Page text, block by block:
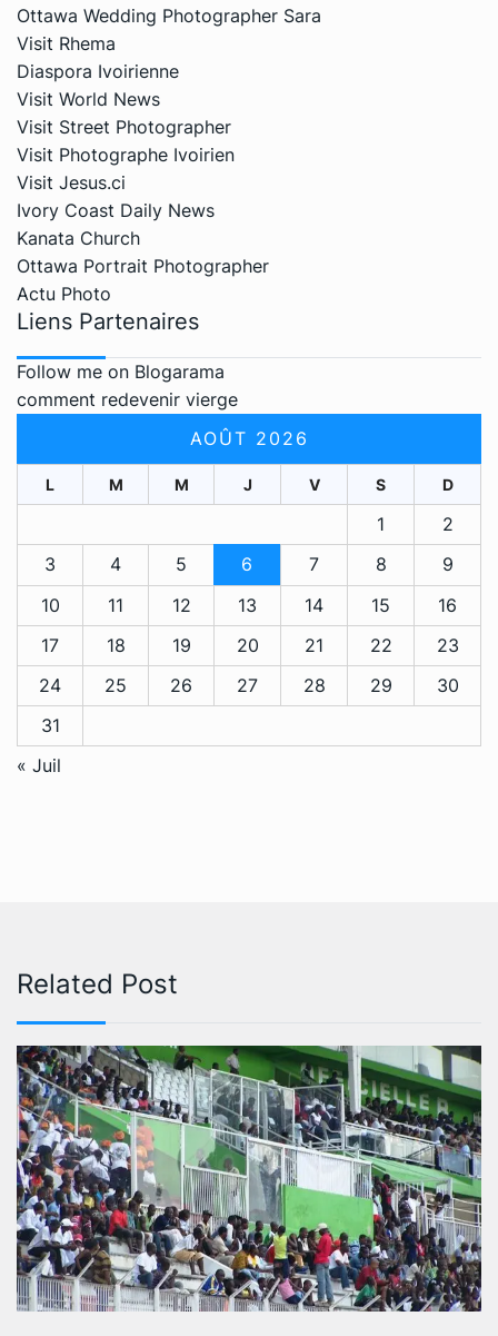
Ottawa Wedding Photographer Sara
Visit Rhema
Diaspora Ivoirienne
Visit World News
Visit Street Photographer
Visit Photographe Ivoirien
Visit Jesus.ci
Ivory Coast Daily News
Kanata Church
Ottawa Portrait Photographer
Actu Photo
Liens Partenaires
Follow me on Blogarama
comment redevenir vierge
AOÛT 2026
L M M J V S D
1
2
3
4 5 6 7 8
9
10
11 12 13 14 15
16
17
18 19 20 21 22
23
24
25 26 27 28 29
30
31
« Juil
Related Post